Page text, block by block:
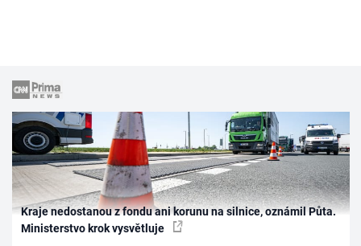
Kraje nedostanou z fondu ani korunu na silnice, oznámil Půta.
Ministerstvo krok vysvětluje